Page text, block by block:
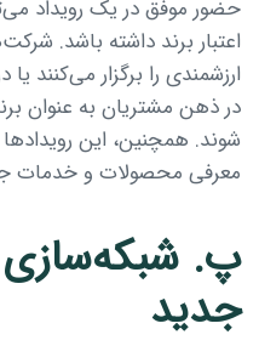
حضور موفق در یک رویداد
اعتبار برند داشته باشد.
ارزشمندی را برگزار می‌کنند
در ذهن مشتریان به عنوان
شوند. همچنین، این
معرفی محصولات و خدمات
پ. شبکه‌سازی
جدید